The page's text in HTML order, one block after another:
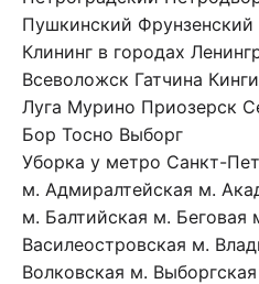
Пушкинский Фрунзенский
Клининг в городах
Всеволожск Гатчина
Луга Мурино Приозерск
Бор Тосно Выборг
Уборка у метро Санкт-
м. Адмиралтейская м.
м. Балтийская м. Беговая
Василеостровская м.
Волковская м. Выборгская